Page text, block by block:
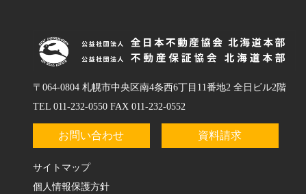
〒064-0804 札幌市中央区南4条西6丁目11番地2 全日ビル2階
TEL 011-232-0550 FAX 011-232-0552
お問い合わせ 資料請求
サイトマップ
個人情報保護方針